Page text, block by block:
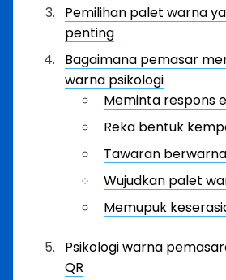
Pemilihan palet warna
penting
Bagaimana pemasar
warna psikologi
Meminta respons
Reka bentuk
Tawaran
Wujudkan palet
Memupuk
Psikologi warna
QR